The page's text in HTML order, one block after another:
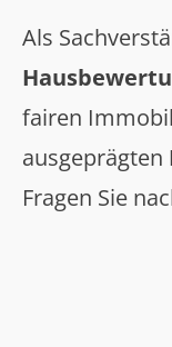
Als
fairen
ausgeprägten
Fragen Sie